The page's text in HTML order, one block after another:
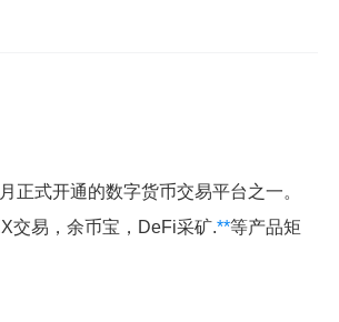
正式开通的数字货币交易平台之一。
交易，余币宝，DeFi采矿.**等产品矩